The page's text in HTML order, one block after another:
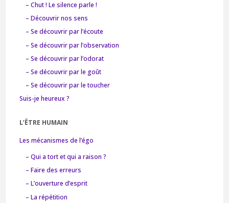
– Chut ! Le silence parle !
– Découvrir nos sens
– Se découvrir par l’écoute
– Se découvrir par l’observation
– Se découvrir par l’odorat
– Se découvrir par le goût
– Se découvrir par le toucher
Suis-je heureux ?
L’ÊTRE HUMAIN
Les mécanismes de l’égo
– Qui a tort et qui a raison ?
– Faire des erreurs
– L’ouverture d’esprit
– La répétition